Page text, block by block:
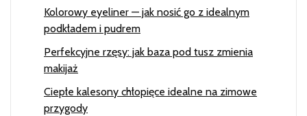
Kolorowy eyeliner — jak nosić go z idealnym
podkładem i pudrem
Perfekcyjne rzęsy: jak baza pod tusz zmienia
makijaż
Ciepłe kalesony chłopięce idealne na zimowe
przygody